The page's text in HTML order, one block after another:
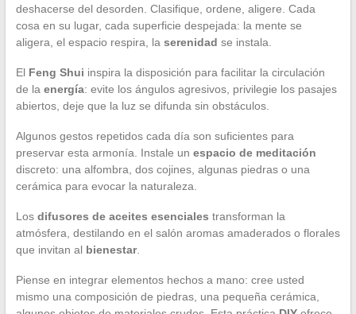
deshacerse del desorden. Clasifique, ordene, aligere. Cada
cosa en su lugar, cada superficie despejada: la mente se
aligera, el espacio respira, la serenidad se instala.
El Feng Shui inspira la disposición para facilitar la circulación
de la energía: evite los ángulos agresivos, privilegie los pasajes
abiertos, deje que la luz se difunda sin obstáculos.
Algunos gestos repetidos cada día son suficientes para
preservar esta armonía. Instale un espacio de meditación
discreto: una alfombra, dos cojines, algunas piedras o una
cerámica para evocar la naturaleza.
Los difusores de aceites esenciales transforman la
atmósfera, destilando en el salón aromas amaderados o florales
que invitan al bienestar.
Piense en integrar elementos hechos a mano: cree usted
mismo una composición de piedras, una pequeña cerámica,